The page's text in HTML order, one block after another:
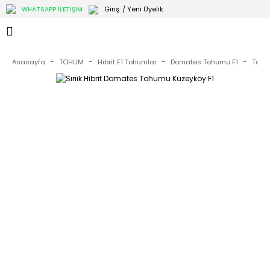
WHATSAPP İLETİŞİM Giriş / Yeni Üyelik
Anasayfa TOHUM Hibrit F1 Tohumlar Domates Tohumu F1